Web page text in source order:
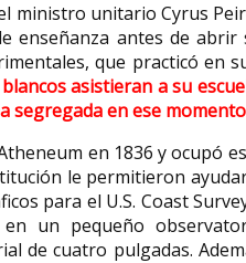
ministro unitario Cyrus
enseñanza antes de abrir
que practicó en
asistieran a su
segregada en ese
en 1836 y ocupó
le permitieron
para el U.S. Coast
un pequeño
de cuatro pulgadas.